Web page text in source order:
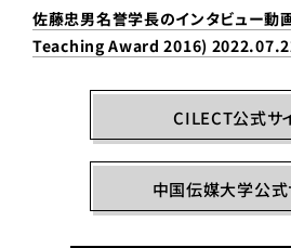
佐藤忠男名誉学長のインタビュー動
Teaching Award 2016)
CILECT公式サ
中国伝媒大学公式